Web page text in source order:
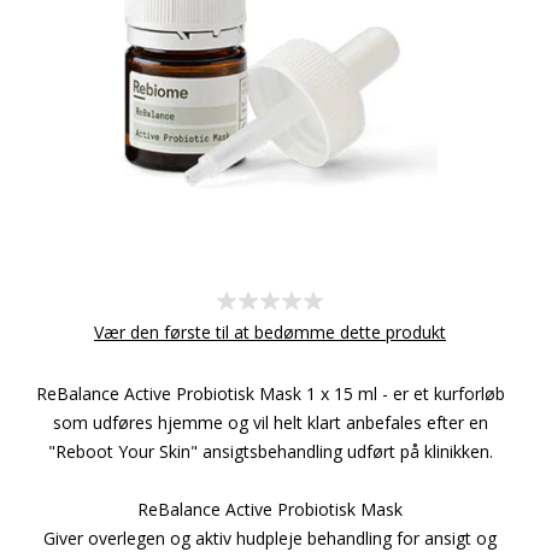
Vær den første til at bedømme dette produkt
ReBalance Active Probiotisk Mask 1 x 15 ml - er et kurforløb
som udføres hjemme og vil helt klart anbefales efter en
"Reboot Your Skin" ansigtsbehandling udført på klinikken.
ReBalance Active Probiotisk Mask
Giver overlegen og aktiv hudpleje behandling for ansigt og